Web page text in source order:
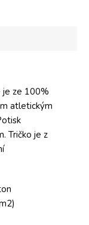
je ze 100%
atletickým
Tričko je z